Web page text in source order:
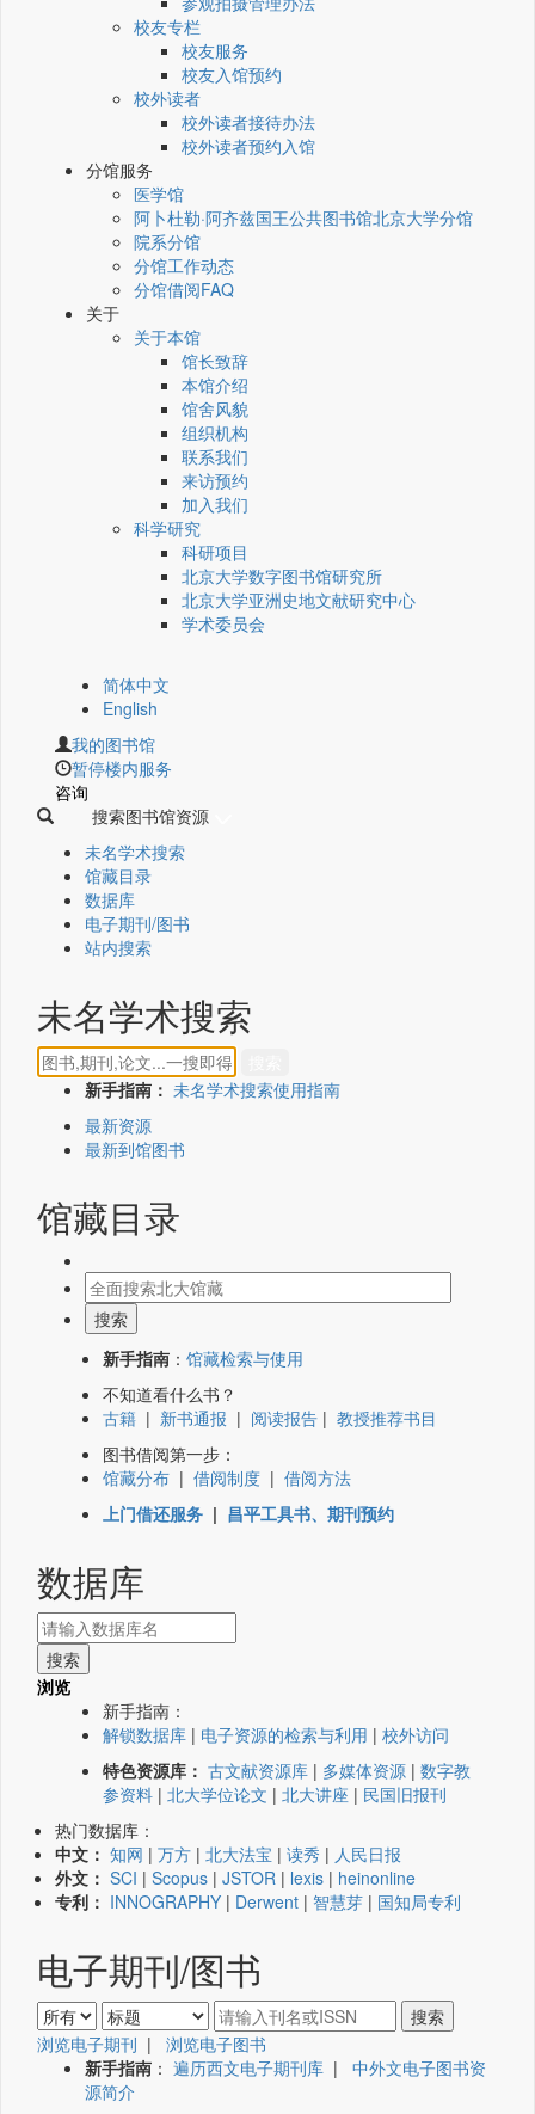
校友专栏
校友服务
校友入馆预约
校外读者
校外读者接待办法
校外读者预约入馆
分馆服务
医学馆
阿卜杜勒·阿齐兹国王公共图书馆北京大学分馆
院系分馆
分馆工作动态
分馆借阅FAQ
关于
关于本馆
馆长致辞
本馆介绍
馆舍风貌
组织机构
联系我们
来访预约
加入我们
科学研究
科研项目
北京大学数字图书馆研究所
北京大学亚洲史地文献研究中心
学术委员会
简体中文
English
我的图书馆
暂停楼内服务
咨询
搜索图书馆资源
未名学术搜索
馆藏目录
数据库
电子期刊/图书
站内搜索
未名学术搜索
新手指南： 未名学术搜索使用指南
最新资源
最新到馆图书
馆藏目录
新手指南 ： 馆藏检索与使用
不知道看什么书？
古籍 | 新书通报 | 阅读报告 | 教授推荐书目
图书借阅第一步：
馆藏分布 | 借阅制度 | 借阅方法
上门借还服务 | 昌平工具书、期刊预约
数据库
浏览
新手指南：
解锁数据库 | 电子资源的检索与利用 | 校外访问
特色资源库： 古文献资源库 | 多媒体资源 | 数字教
参资料 | 北大学位论文 | 北大讲座 | 民国旧报刊
热门数据库：
中文： 知网 | 万方 | 北大法宝 | 读秀 | 人民日报
外文： SCI | Scopus | JSTOR | lexis | heinonline
专利： INNOGRAPHY | Derwent | 智慧芽 | 国知局专利
电子期刊/图书
浏览电子期刊 | 浏览电子图书
新手指南 ： 遍历西文电子期刊库 | 中外文电子图书资
源简介